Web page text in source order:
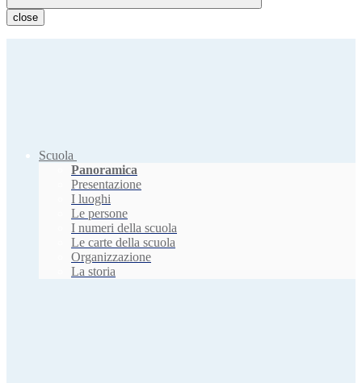
close
Scuola
Panoramica
Presentazione
I luoghi
Le persone
I numeri della scuola
Le carte della scuola
Organizzazione
La storia